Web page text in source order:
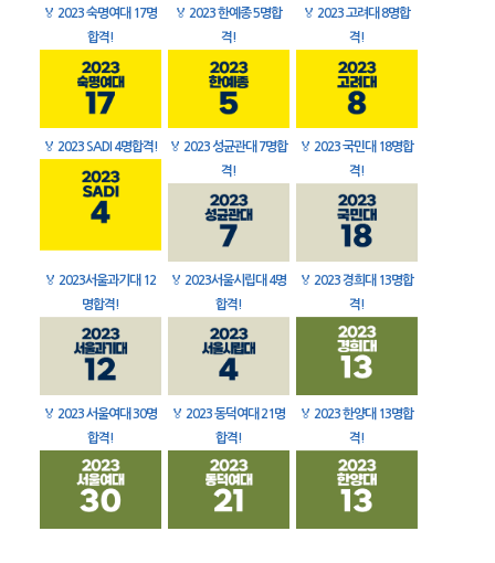
🏅 2023 숙명여대 17명
합격!
🏅 2023 한예종 5명합
격!
🏅 2023 고려대 8명합
격!
🏅 2023 SADI 4명합격! 🏅 2023 성균관대 7명합
격!
🏅 2023 국민대 18명합
격!
🏅 2023서울과기대 12
명합격!
🏅 2023서울시립대 4명
합격!
🏅 2023 경희대 13명합
격!
🏅 2023 서울여대 30명
합격!
🏅 2023 동덕여대 21명
합격!
🏅 2023 한양대 13명합
격!